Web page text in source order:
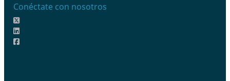
Conéctate con nosotros